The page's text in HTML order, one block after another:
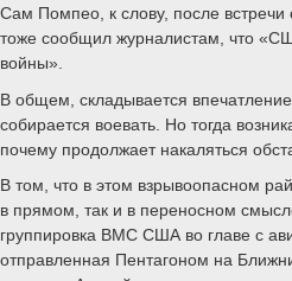
Сам Помпео, к слову, после встречи
тоже сообщил журналистам, что
войны».
В общем, складывается
собирается воевать. Но тогда
почему продолжает накаляться
В том, что в этом взрывоопасном
в прямом, так и в переносном
группировка ВМС США во главе с
отправленная Пентагоном на